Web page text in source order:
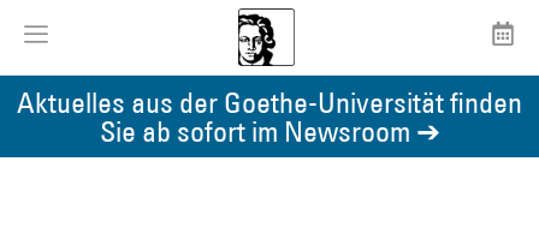
Aktuelles aus der Goethe-Universität finden
Sie ab sofort im Newsroom ➔